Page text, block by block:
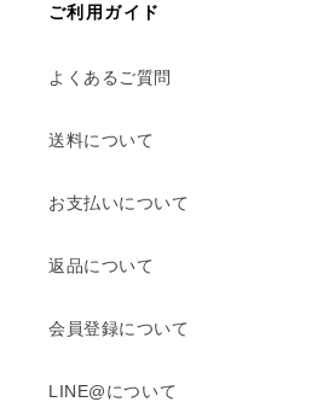
ご利用ガイド
よくあるご質問
送料について
お支払いについて
返品について
会員登録について
LINE@について